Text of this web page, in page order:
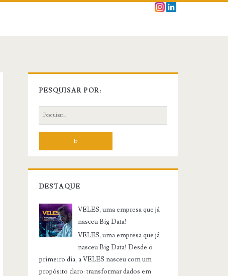
PESQUISAR POR:
e
q
i
s
r
:
DESTAQUE
VELES, uma empresa que já
nasceu Big Data!
VELES, uma empresa que já
nasceu Big Data! Desde o
primeiro dia, a VELES nasceu com um
propósito claro: transformar dados em